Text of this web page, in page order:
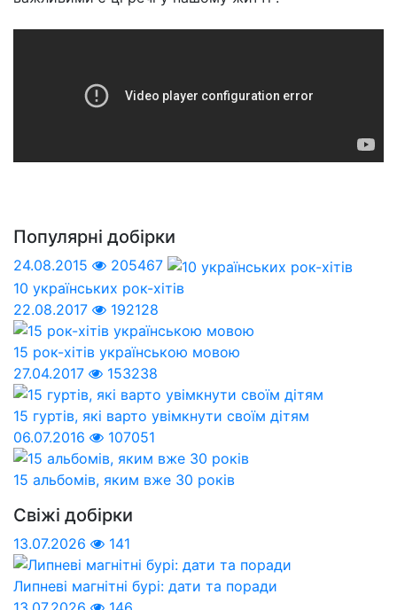
Популярні добірки
24.08.2015
205467
10 українських рок-хітів
22.08.2017
192128
15 рок-хітів українською мовою
27.04.2017
153238
15 гуртів, які варто увімкнути своїм дітям
06.07.2016
107051
15 альбомів, яким вже 30 років
Свіжі добірки
13.07.2026 141
Липневі магнітні бурі: дати та поради